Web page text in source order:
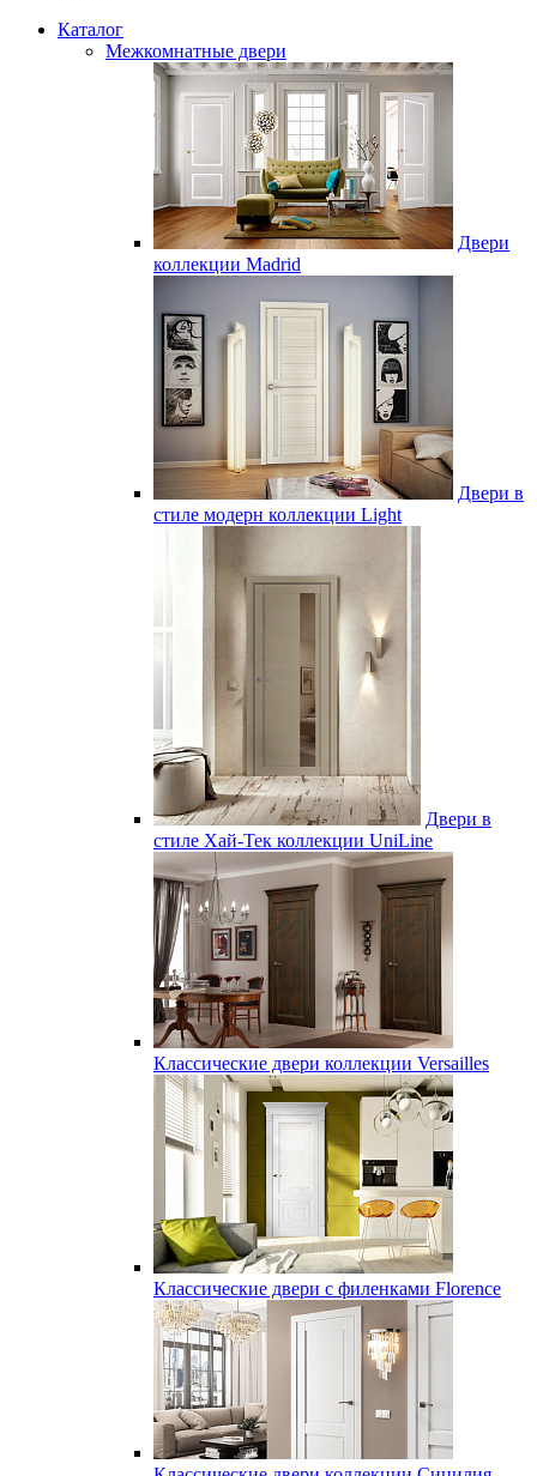
Каталог
Межкомнатные двери
Двери
коллекции Madrid
Двери в
стиле модерн коллекции Light
Двери в
стиле Хай-Тек коллекции UniLine
Классические двери коллекции Versailles
Классические двери с филенками Florence